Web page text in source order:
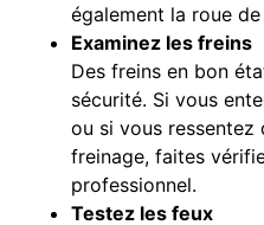
également la roue
Examinez les freins
Des freins en bon
sécurité. Si vous
ou si vous
freinage, faites
professionnel.
Testez les feux